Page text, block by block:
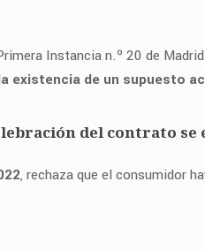
Instancia n.º 20 de
existencia de un supuesto
del contrato se
, rechaza que el consumidor